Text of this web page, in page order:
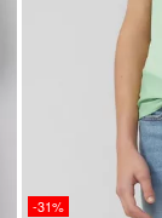
-31%